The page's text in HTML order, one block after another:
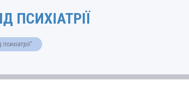
ПСИХІАТРІЇ